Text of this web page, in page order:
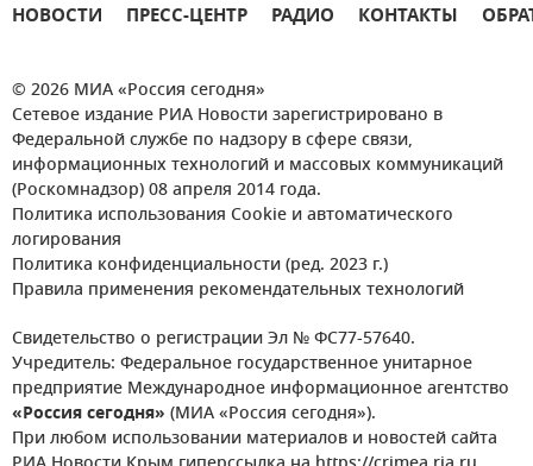
НОВОСТИ ПРЕСС-ЦЕНТР РАДИО КОНТАКТЫ
© 2026 МИА «Россия сегодня»
Сетевое издание РИА Новости зарегистрировано в
Федеральной службе по надзору в сфере связи,
информационных технологий и массовых коммуникаций
(Роскомнадзор) 08 апреля 2014 года.
Политика использования Cookie и автоматического
логирования
Политика конфиденциальности (ред. 2023 г.)
Правила применения рекомендательных технологий
Свидетельство о регистрации Эл № ФС77-57640.
Учредитель: Федеральное государственное унитарное
предприятие Международное информационное агентство
«Россия сегодня» (МИА «Россия сегодня»).
При любом использовании материалов и новостей сайта